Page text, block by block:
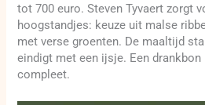
tot 700 euro. Steven Tyvaert zorgt
hoogstandjes: keuze uit malse
met verse groenten. De maaltijd
eindigt met een ijsje. Een drankbon
compleet.